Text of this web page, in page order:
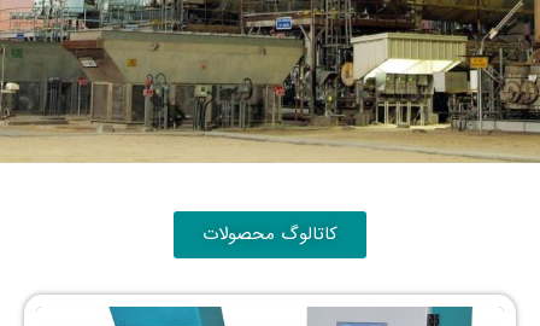
کاتالوگ محصولات